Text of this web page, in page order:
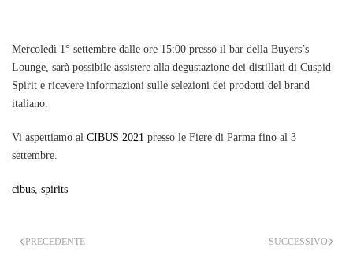
Mercoledì 1° settembre dalle ore 15:00 presso il bar della Buyers’s
Lounge, sarà possibile assistere alla degustazione dei distillati di Cuspid
Spirit e ricevere informazioni sulle selezioni dei prodotti del brand
italiano.
Vi aspettiamo al CIBUS 2021 presso le Fiere di Parma fino al 3
settembre.
cibus, spirits
PRECEDENTE SUCCESSIVO